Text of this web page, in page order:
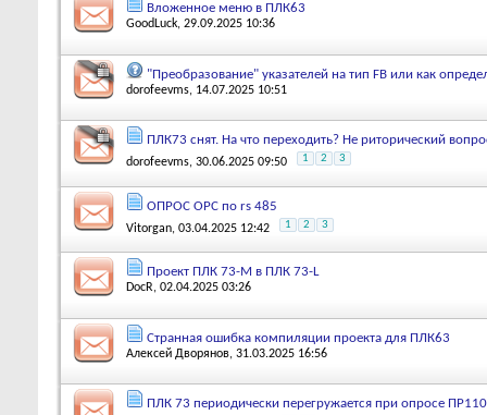
Вложенное меню в ПЛК63
GoodLuck, 29.09.2025 10:36
"Преобразование" указателей на тип FB или как
dorofeevms, 14.07.2025 10:51
ПЛК73 снят. На что переходить? Не риторический
dorofeevms, 30.06.2025 09:50 1 2 3
ОПРОС OPC по rs 485
Vitorgan, 03.04.2025 12:42 1 2 3
Проект ПЛК 73-М в ПЛК 73-L
DocR, 02.04.2025 03:26
Странная ошибка компиляции проекта для ПЛК63
Алексей Дворянов, 31.03.2025 16:56
ПЛК 73 периодически перегружается при опросе ПР110